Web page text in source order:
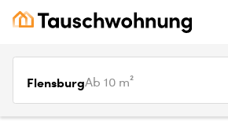
FlensburgAb 10 m²